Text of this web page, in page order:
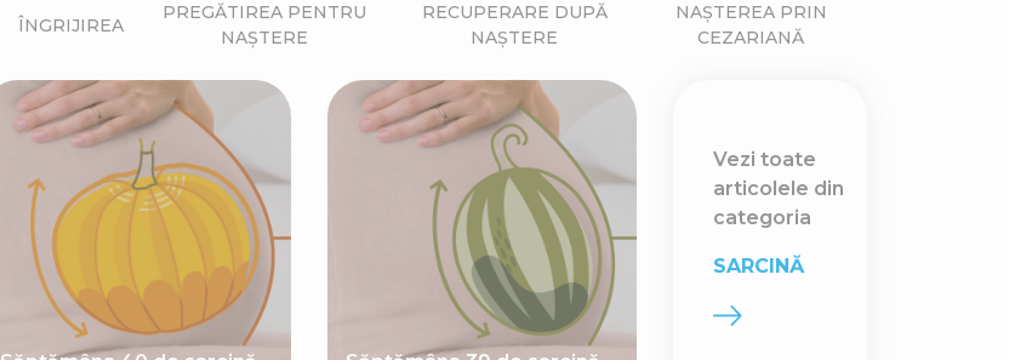
ÎNGRIJIREA
PREGĂTIREA PENTRU
NAȘTERE
RECUPERARE DUPĂ
NAȘTERE
NAȘTEREA PRIN
CEZARIANĂ
Vezi toate
articolele din
categoria
SARCINĂ